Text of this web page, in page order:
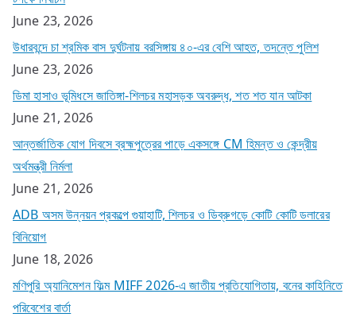
June 23, 2026
উধারবন্দে চা শ্রমিক বাস দুর্ঘটনায় বরসিঙ্গায় ৪০-এর বেশি আহত, তদন্তে পুলিশ
June 23, 2026
ডিমা হাসাও ভূমিধসে জাতিঙ্গা-শিলচর মহাসড়ক অবরুদ্ধ, শত শত যান আটকা
June 21, 2026
আন্তর্জাতিক যোগ দিবসে ব্রহ্মপুত্রের পাড়ে একসঙ্গে CM হিমন্ত ও কেন্দ্রীয়
অর্থমন্ত্রী নির্মলা
June 21, 2026
ADB অসম উন্নয়ন প্রকল্পে গুয়াহাটি, শিলচর ও ডিব্রুগড়ে কোটি কোটি ডলারের
বিনিয়োগ
June 18, 2026
মণিপুরি অ্যানিমেশন ফিল্ম MIFF 2026-এ জাতীয় প্রতিযোগিতায়, বনের কাহিনিতে
পরিবেশের বার্তা